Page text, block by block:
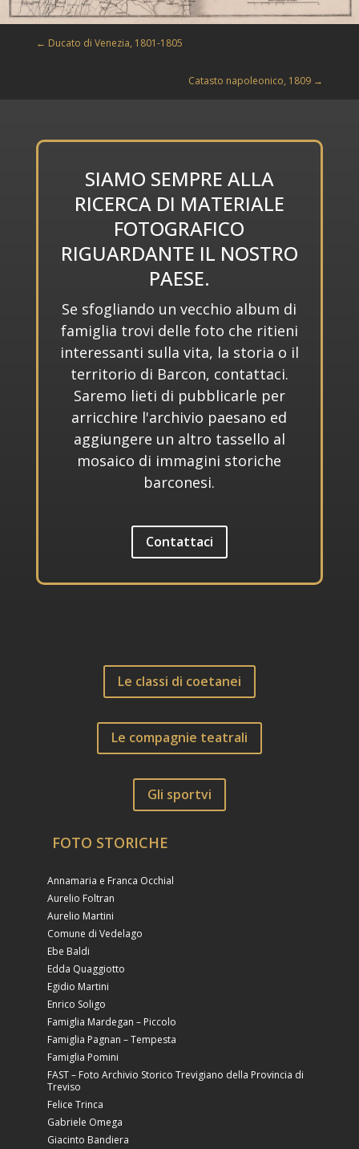
← Ducato di Venezia, 1801-1805
Catasto napoleonico, 1809 →
SIAMO SEMPRE ALLA
RICERCA DI MATERIALE
FOTOGRAFICO
RIGUARDANTE IL NOSTRO
PAESE.
Se sfogliando un vecchio album di
famiglia trovi delle foto che ritieni
interessanti sulla vita, la storia o il
territorio di Barcon, contattaci.
Saremo lieti di pubblicarle per
arricchire l'archivio paesano ed
aggiungere un altro tassello al
mosaico di immagini storiche
barconesi.
Contattaci
Le classi di coetanei
Le compagnie teatrali
Gli sportvi
FOTO STORICHE
Annamaria e Franca Occhial
Aurelio Foltran
Aurelio Martini
Comune di Vedelago
Ebe Baldi
Edda Quaggiotto
Egidio Martini
Enrico Soligo
Famiglia Mardegan – Piccolo
Famiglia Pagnan – Tempesta
Famiglia Pomini
FAST – Foto Archivio Storico Trevigiano della Provincia di
Treviso
Felice Trinca
Gabriele Omega
Giacinto Bandiera